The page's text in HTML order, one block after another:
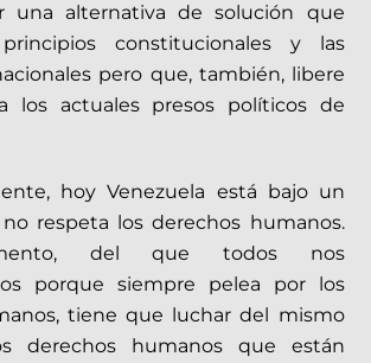
una alternativa de solución que
constitucionales y las
pero que, también, libere
los actuales presos políticos de
hoy Venezuela está bajo un
respeta los derechos humanos.
del que todos nos
porque siempre pelea por los
tiene que luchar del mismo
derechos humanos que están